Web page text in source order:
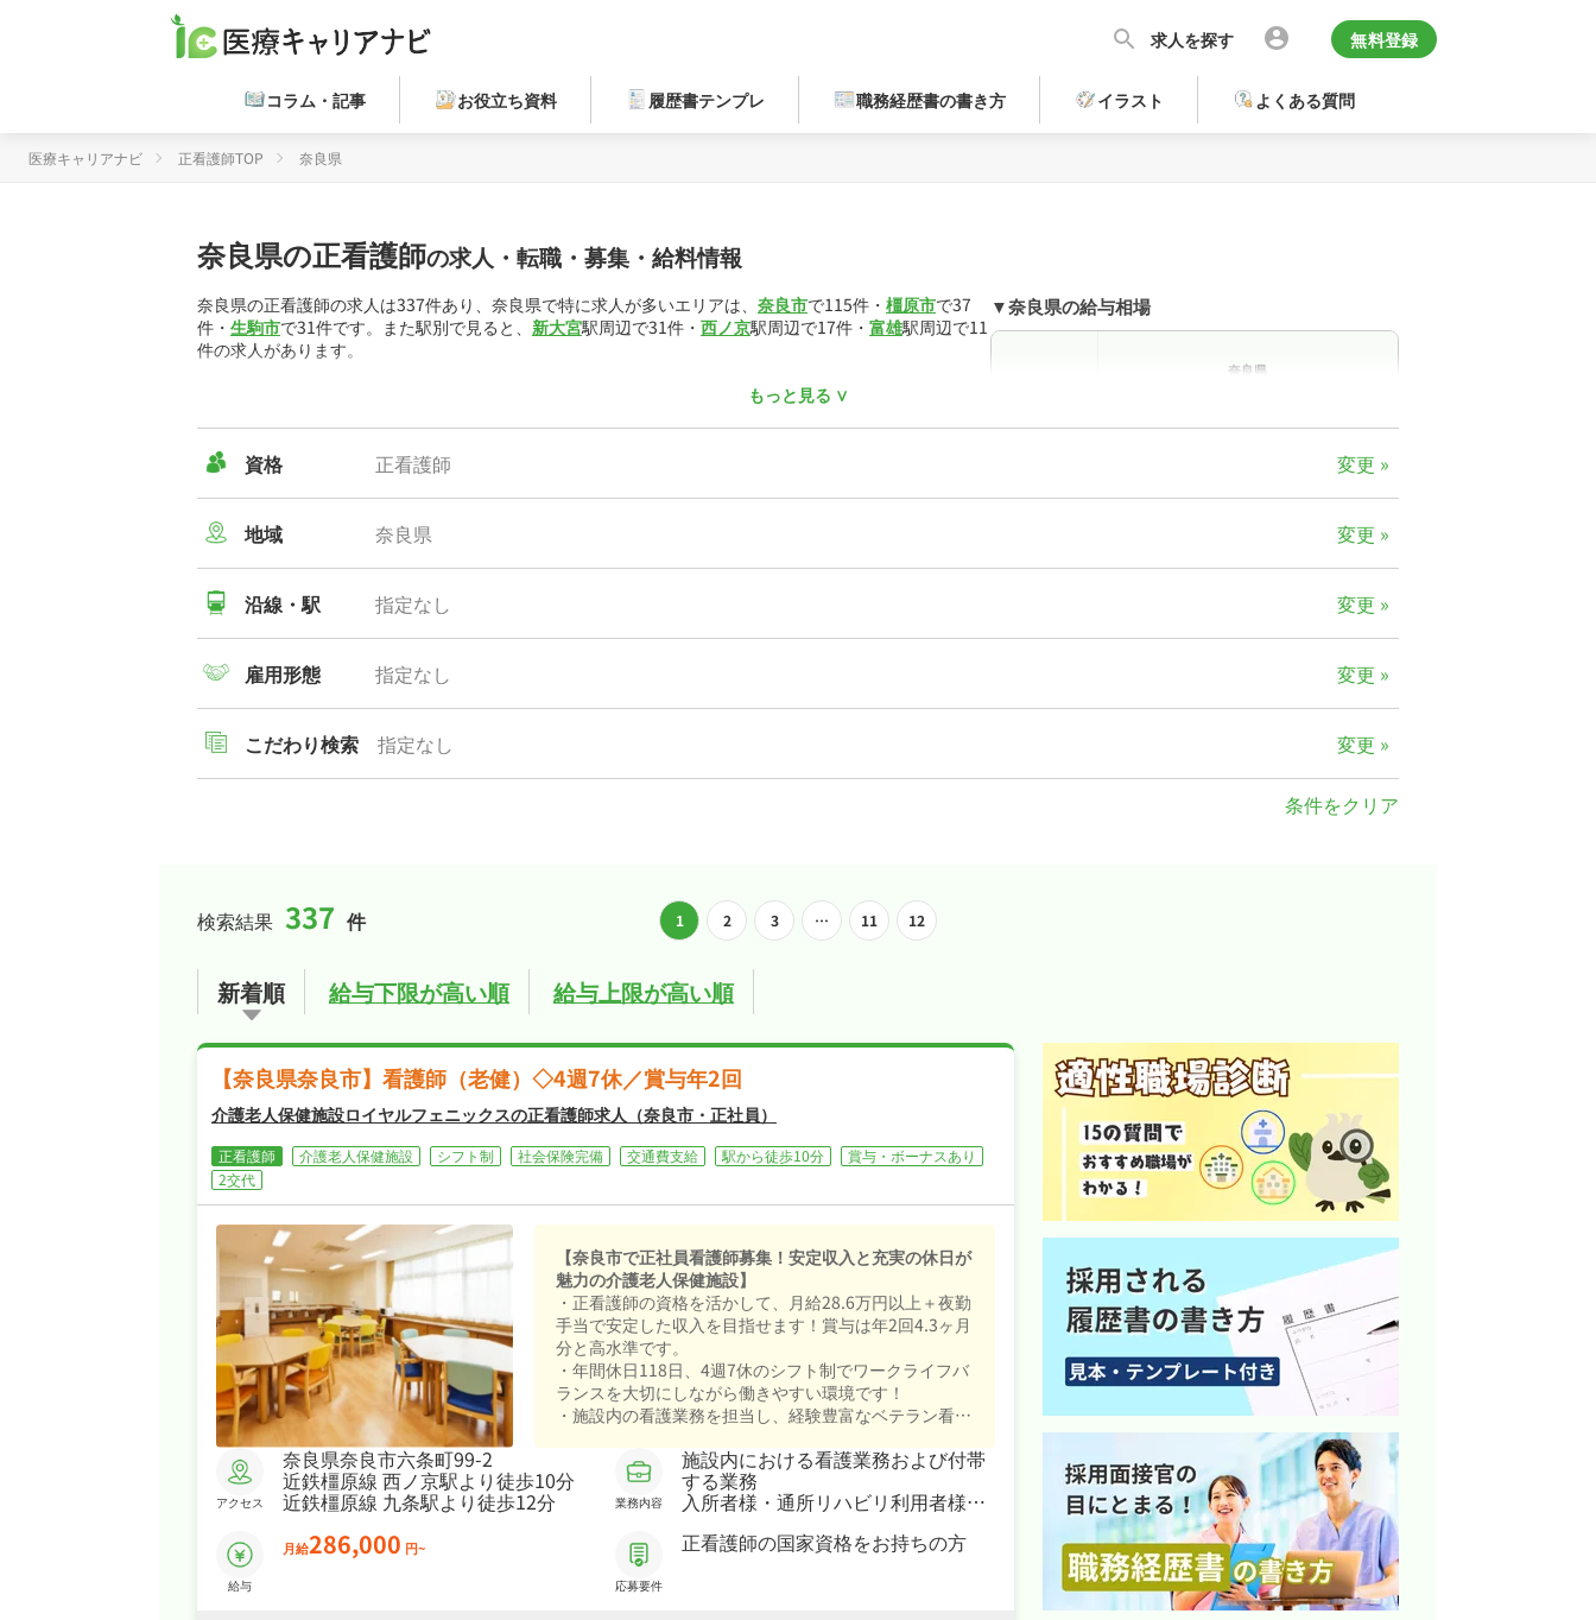
求人を探す 無料登録
コラム・記事 お役立ち資料 履歴書テンプレ 職務経歴書の書き方 イラスト よくある質問
医療キャリアナビ 正看護師TOP 奈良県
奈良県の正看護師の求人・転職・募集・給料情報
奈良県の正看護師の求人は337件あり、奈良県で特に求人が多いエリアは、 奈良市で115件・ 橿原市で37
件・ 生駒市で31件です。また駅別で見ると、 新大宮駅周辺で31件・ 西ノ京駅周辺で17件・ 富雄駅周辺で11
件の求人があります。
が132件となっています。正看護師には色々な働き
の求人が41件掲載されています。
医療キャリアナビでは、正看護師の好条件のお仕事を多数掲載しています。「
「交通費支給」など希望条件で検索することはもちろん、職場の雰囲気など求人票だけでは見えにくい部
分は、代わりにキャリアパートナーがお調べすることも可能です。
▼奈良県の給与相場
奈良県
正社員
パート・
もっと見る ∨
資格 正看護師 変更 »
地域 奈良県 変更 »
沿線・駅 指定なし 変更 »
雇用形態 指定なし 変更 »
こだわり検索 指定なし 変更 »
条件をクリア
検索結果 337 件
稿
ナ
ビ
ゲ
ー
シ
ョ
ン
1 2 3 … 11 12
新着順 給与下限が高い順 給与上限が高い順
【奈良県奈良市】看護師（老健）◇4週7休／賞与年2回
介護老人保健施設ロイヤルフェニックスの正看護師求人（奈良市・正社員）
正看護師 介護老人保健施設 シフト制 社会保険完備 交通費支給 駅から徒歩10分
賞与・ボーナスあり
2交代
アクセス
奈良県奈良市六条町99-2
近鉄橿原線 西ノ京駅より徒歩10分
近鉄橿原線 九条駅より徒歩12分
給与
月給286,000 円~
業務内容
施設内における看護業務および付帯
する業務
入所者様・通所リハビリ利用者様の
行います。
応募要件
正看護師の国家資格をお持ちの方
【奈良市で正社員看護師募集！安定収入と充実の休日が
魅力の介護老人保健施設】
・正看護師の資格を活かして、月給28.6万円以上＋夜勤
手当で安定した収入を目指せます！賞与は年2回4.3ヶ月
分と高水準です。
・年間休日118日、4週7休のシフト制でワークライフバ
ランスを大切にしながら働きやすい環境です！
・施設内の看護業務を担当し、経験豊富なベテラン看護